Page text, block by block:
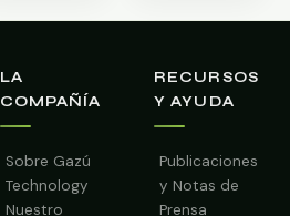
LA
COMPAÑÍA
Sobre Gazú
Technology
Nuestro
RECURSOS
Y AYUDA
Publicaciones
y Notas de
Prensa